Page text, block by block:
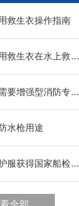
救生衣操作指南
增强型消防专用救生衣在水上救援中的重要性
消防部队为何需要增强型消防专用救生衣
水枪用途
消防员隔热防护服获得国家船检局检验认可的船用产品证书